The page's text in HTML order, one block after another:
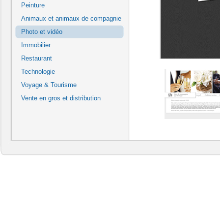
Peinture
Animaux et animaux de compagnie
Photo et vidéo
Immobilier
Restaurant
Technologie
Voyage & Tourisme
Vente en gros et distribution